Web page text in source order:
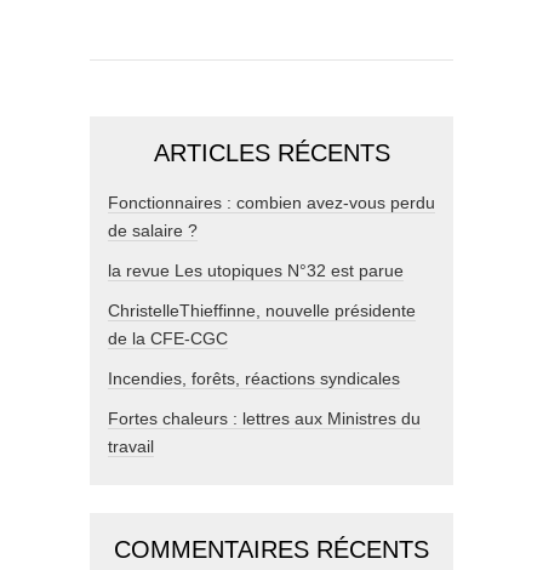
ARTICLES RÉCENTS
Fonctionnaires : combien avez-vous perdu
de salaire ?
la revue Les utopiques N°32 est parue
ChristelleThieffinne, nouvelle présidente
de la CFE-CGC
Incendies, forêts, réactions syndicales
Fortes chaleurs : lettres aux Ministres du
travail
COMMENTAIRES RÉCENTS